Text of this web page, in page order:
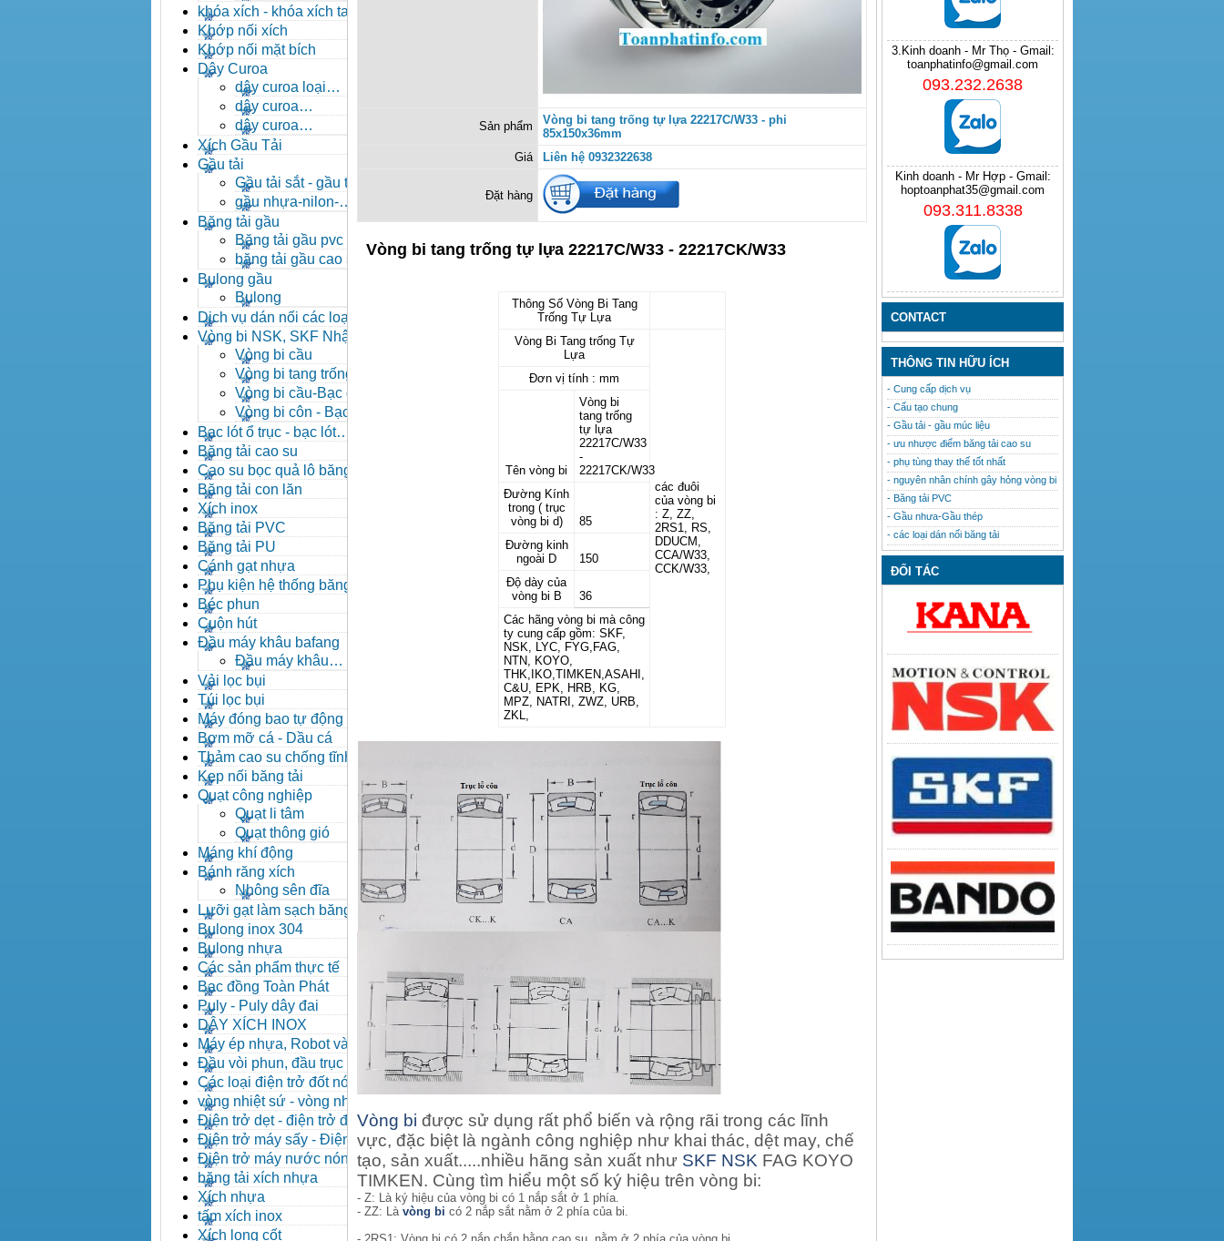
khóa xích - khóa xích tai eo
- khóa xích công nghiệp
Khớp nối xích
Khớp nối mặt bích
Dây Curoa
dây curoa loại
A,B,C,D,E
dây curoa
SPZ,SPA,SPB,SPC
dây curoa
XPZ,XPA,XPB,XPC
Xích Gầu Tải
Gầu tải
Gầu tải sắt - gầu tải
inox
gầu nhựa-nilon-
HDPE
Băng tải gầu
Băng tải gầu pvc
băng tải gầu cao su
Bulong gầu
Bulong
Dịch vụ dán nối các loại
băng tải
Vòng bi NSK, SKF Nhật
Vòng bi cầu
Vòng bi tang trống tự
lựa
Vòng bi cầu-Bạc đạn
cầu
Vòng bi côn - Bạc
đạn côn
Bạc lót ổ trục - bạc lót
nhông
Băng tải cao su
Cao su bọc quả lô băng tải
Băng tải con lăn
Xích inox
Băng tải PVC
Băng tải PU
Cánh gạt nhựa
Phụ kiện hệ thống băng tải
Béc phun
Cuộn hút
Đầu máy khâu bafang
Đầu máy khâu
Bafang
Vải lọc bụi
Túi lọc bụi
Máy đóng bao tự động
Bơm mỡ cá - Dầu cá
Thảm cao su chống tĩnh
điện
Kẹp nối băng tải
Quạt công nghiệp
Quạt li tâm
Quạt thông gió
Máng khí động
Bánh răng xích
Nhông sên đĩa
Lưỡi gạt làm sạch băng tải
Bulong inox 304
Bulong nhựa
Các sản phẩm thực tế
Bạc đồng Toàn Phát
Puly - Puly dây đai
DÂY XÍCH INOX
Máy ép nhựa, Robot và các
thiết bị máy phụ trợ
Đầu vòi phun, đầu trục vít,
kẹp khuôn, cảm biến
Các loại điện trở đốt nóng
vòng nhiệt sứ - vòng nhiệt
inox
Điện trở dẹt - điện trở đúc
nhôm, Halogen
Điện trở máy sấy - Điện trở
que - Điện trở U
Điện trở máy nước nóng -
Máy dầu nóng
băng tải xích nhựa
Xích nhựa
tấm xích inox
Xích long cốt
Sản phẩm
Vòng bi tang trống tự lựa 22217C/W33 - phi
85x150x36mm
Giá
Liên hệ 0932322638
Đặt hàng
Vòng bi tang trống tự lựa 22217C/W33 - 22217CK/W33
Thông Số Vòng Bi Tang
Trống Tự Lựa
Vòng Bi Tang trống Tự
Lựa
các đuôi
của vòng bi
: Z, ZZ,
2RS1, RS,
DDUCM,
CCA/W33,
CCK/W33,
Đơn vị tính : mm
Tên vòng bi
Vòng bi
tang trống
tự lựa
22217C/W33
-
22217CK/W33
Đường Kính
trong ( trục
vòng bi d)
85
Đường kinh
ngoài D
150
Độ dày của
vòng bi B
36
Các hãng vòng bi mà công
ty cung cấp gồm: SKF,
NSK, LYC, FYG,FAG,
NTN, KOYO,
THK,IKO,TIMKEN,ASAHI,
C&U, EPK, HRB, KG,
MPZ, NATRI, ZWZ, URB,
ZKL,
Vòng bi được sử dụng rất phổ biến và rộng rãi trong các lĩnh
vực, đặc biệt là ngành công nghiệp như khai thác, dệt may, chế
tạo, sản xuất.....nhiều hãng sản xuất như SKF NSK FAG KOYO
TIMKEN. Cùng tìm hiểu một số ký hiệu trên vòng bi:
- Z: Là ký hiệu của vòng bi có 1 nắp sắt ở 1 phía.
- ZZ: Là vòng bi có 2 nắp sắt nằm ở 2 phía của bi.
3.Kinh doanh - Mr Thọ - Gmail:
toanphatinfo@gmail.com
093.232.2638
Kinh doanh - Mr Hợp - Gmail:
hoptoanphat35@gmail.com
093.311.8338
CONTACT
THÔNG TIN HỮU ÍCH
- Cung cấp dịch vụ
- Cấu tạo chung
- Gầu tải - gầu múc liệu
- ưu nhược điểm băng tải cao su
- phụ tùng thay thế tốt nhất
- nguyên nhân chính gây hỏng vòng bi
- Băng tải PVC
- Gầu nhưa-Gầu thép
- các loại dán nối băng tải
ĐỐI TÁC